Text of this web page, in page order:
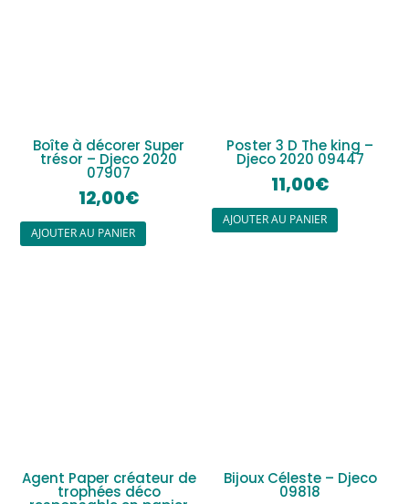
Boîte à décorer Super
trésor – Djeco 2020
07907
12,00€
AJOUTER AU PANIER
Poster 3 D The king –
Djeco 2020 09447
11,00€
AJOUTER AU PANIER
Agent Paper créateur de
trophées déco
Bijoux Céleste – Djeco
09818